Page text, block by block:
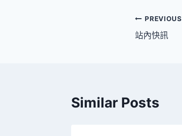
文
章
PREVIOUS
站內快訊
Similar Posts